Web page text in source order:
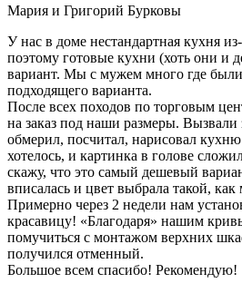
Мария и Григорий Бурковы
У нас в доме нестандартная кухня
поэтому готовые кухни (хоть они и
вариант. Мы с мужем много где
подходящего варианта.
После всех походов по торговым
на заказ под наши размеры. Вызвали
обмерил, посчитал, нарисовал
хотелось, и картинка в голове
скажу, что это самый дешевый
вписалась и цвет выбрала такой, как
Примерно через 2 недели нам
красавицу! «Благодаря» нашим
помучиться с монтажом верхних
получился отменный.
Большое всем спасибо! Рекомендую!